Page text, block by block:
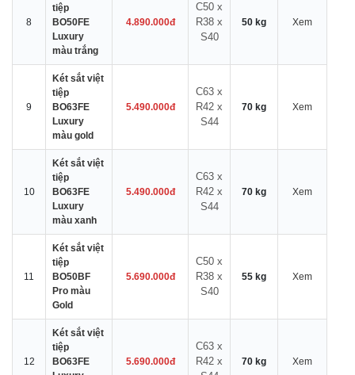
8
tiệp
BO50FE
Luxury
màu trắng
4.890.000đ
C50 x
R38 x
S40
50 kg Xem
9
Két sắt việt
tiệp
BO63FE
Luxury
màu gold
5.490.000đ
C63 x
R42 x
S44
70 kg Xem
10
Két sắt việt
tiệp
BO63FE
Luxury
màu xanh
5.490.000đ
C63 x
R42 x
S44
70 kg Xem
11
Két sắt việt
tiệp
BO50BF
Pro màu
Gold
5.690.000đ
C50 x
R38 x
S40
55 kg Xem
12
Két sắt việt
tiệp
BO63FE
5.690.000đ
C63 x
R42 x
70 kg Xem